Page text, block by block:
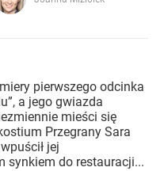
pierwszego odcinka
a jego gwiazda
mieści się
Przegrany Sara
jej
synkiem do restauracji...